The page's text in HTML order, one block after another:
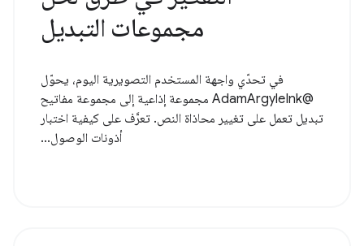
مجموعات التبديل
في تحدّي واجهة المستخدم التصويرية اليوم، يحوّل
@AdamArgyleInk مجموعة إذاعية إلى مجموعة مفاتيح
تبديل تعمل على تغيير محاذاة النص. تعرَّف على كيفية اختبار
أذونات الوصول...